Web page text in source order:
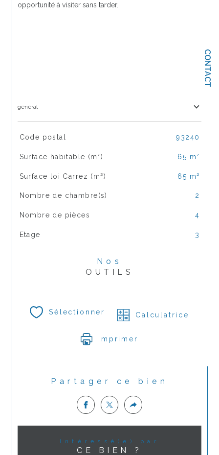
CONTACT
opportunité à visiter sans tarder.
général
TRAD_SIROCCO_Caracteristique
Code postal 93240
Surface habitable (m²) 65 m²
Surface loi Carrez (m²) 65 m²
Nombre de chambre(s) 2
Nombre de pièces 4
Etage 3
Nos
OUTILS
Sélectionner Calculatrice
Imprimer
Partager ce bien
Intéressé(e) par
CE BIEN ?